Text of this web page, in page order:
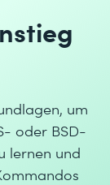
um
oder BSD-
lernen und